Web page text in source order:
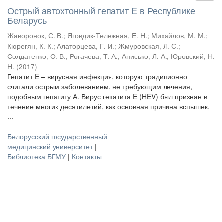
Острый автохтонный гепатит E в Республике
Беларусь
Жаворонок, С. В.; Яговдик-Тележная, Е. Н.; Михайлов, М. М.;
Кюрегян, К. К.; Алаторцева, Г. И.; Жмуровская, Л. С.;
Солдатенко, О. В.; Рогачева, Т. А.; Анисько, Л. А.; Юровский, Н.
Н. (2017)
Гепатит E – вирусная инфекция, которую традиционно
считали острым заболеванием, не требующим лечения,
подобным гепатиту А. Вирус гепатита E (HEV) был признан в
течение многих десятилетий, как основная причина вспышек,
...
Белорусский государственный
медицинский университет |
Библиотека БГМУ | Контакты